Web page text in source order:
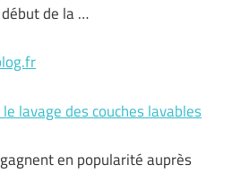
de la …
lavage des couches lavables
en popularité auprès